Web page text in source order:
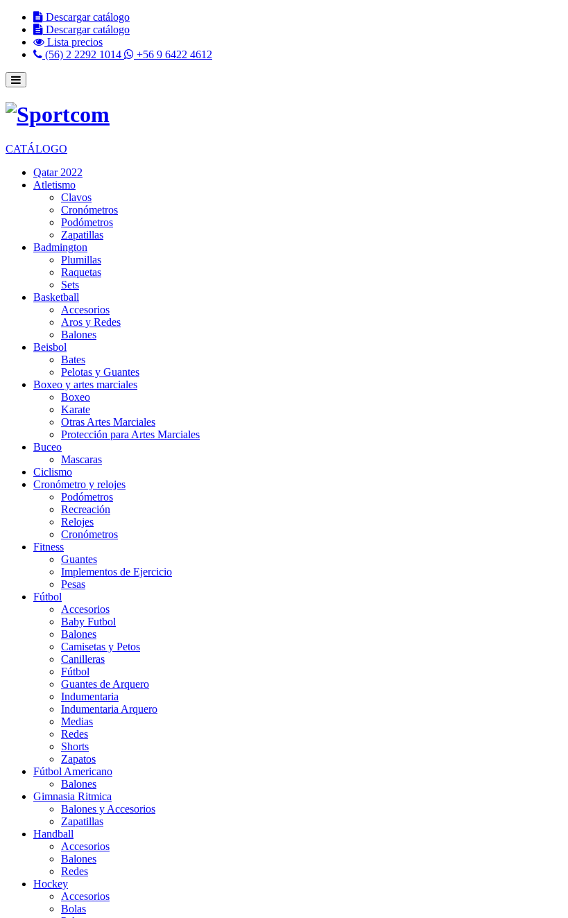
Descargar catálogo
Descargar catálogo
Lista precios
(56) 2 2292 1014
+56 9 6422 4612
CATÁLOGO
Qatar 2022
Atletismo
Clavos
Cronómetros
Podómetros
Zapatillas
Badmington
Plumillas
Raquetas
Sets
Basketball
Accesorios
Aros y Redes
Balones
Beisbol
Bates
Pelotas y Guantes
Boxeo y artes marciales
Boxeo
Karate
Otras Artes Marciales
Protección para Artes Marciales
Buceo
Mascaras
Ciclismo
Cronómetro y relojes
Podómetros
Recreación
Relojes
Cronómetros
Fitness
Guantes
Implementos de Ejercicio
Pesas
Fútbol
Accesorios
Baby Futbol
Balones
Camisetas y Petos
Canilleras
Fútbol
Guantes de Arquero
Indumentaria
Indumentaria Arquero
Medias
Redes
Shorts
Zapatos
Fútbol Americano
Balones
Gimnasia Ritmica
Balones y Accesorios
Zapatillas
Handball
Accesorios
Balones
Redes
Hockey
Accesorios
Bolas